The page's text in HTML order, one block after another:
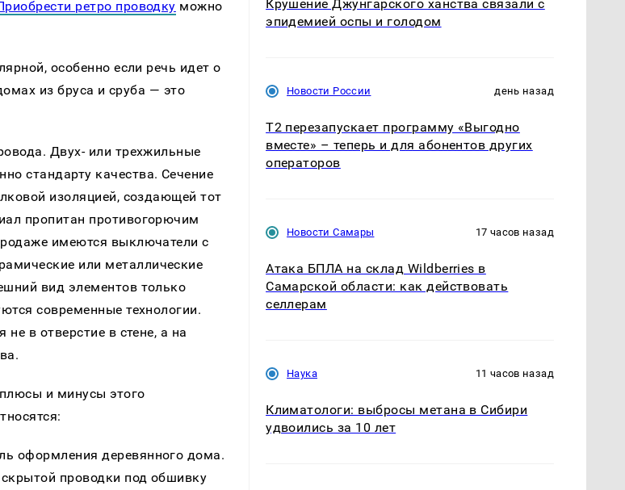
ретро проводку можно
особенно если речь идет о
из бруса и сруба — это
Двух- или трехжильные
стандарту качества. Сечение
изоляцией, создающей тот
пропитан противогорючим
имеются выключатели с
или металлические
вид элементов только
современные технологии.
в отверстие в стене, а на
и минусы этого
оформления деревянного дома.
проводки под обшивку
Крушение Джунгарского ханства связали с
эпидемией оспы и голодом
Новости России день назад
Т2 перезапускает программу «Выгодно
вместе» – теперь и для абонентов других
операторов
Новости Самары 17 часов назад
Атака БПЛА на склад Wildberries в
Самарской области: как действовать
селлерам
Наука 11 часов назад
Климатологи: выбросы метана в Сибири
удвоились за 10 лет